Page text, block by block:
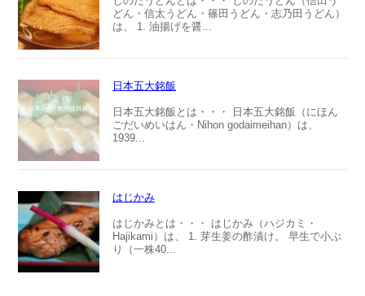
どん・信太うどん・篠田うどん・志乃田うどん）
は、 1. 油揚げを醤...
日本五大銘飯
日本五大銘飯とは・・・ 日本五大銘飯（にほん
ごだいめいはん・Nihon godaimeihan）は、
1939...
はじかみ
はじかみとは・・・ はじかみ（ハジカミ・
Hajikami）は、 1. 芽生姜の酢漬け。 早生で小ぶ
り（一株40...